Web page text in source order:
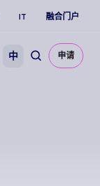
IT 融合门户
中 申请